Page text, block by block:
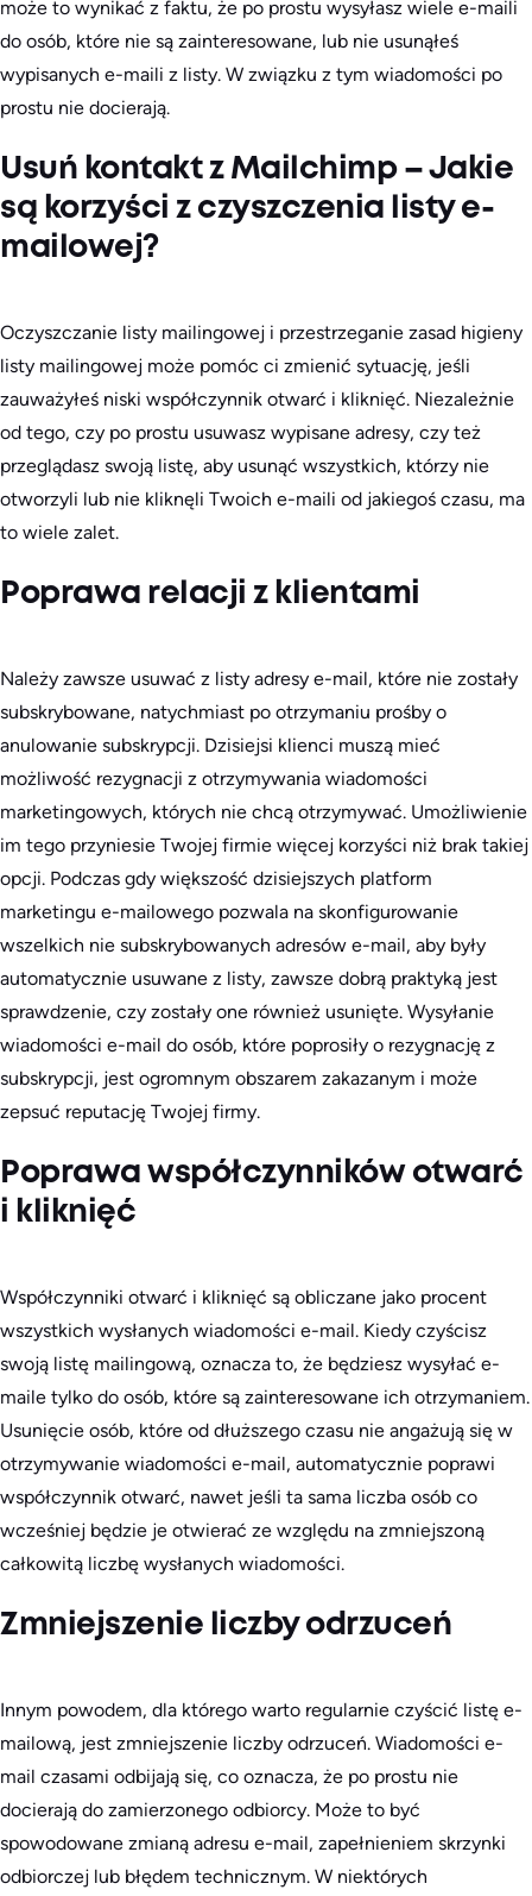
może to wynikać z faktu, że po prostu wysyłasz wiele e-maili
do osób, które nie są zainteresowane, lub nie usunąłeś
wypisanych e-maili z listy. W związku z tym wiadomości po
prostu nie docierają.
Usuń kontakt z Mailchimp – Jakie
są korzyści z czyszczenia listy e-
mailowej?
Oczyszczanie listy mailingowej i przestrzeganie zasad higieny
listy mailingowej może pomóc ci zmienić sytuację, jeśli
zauważyłeś niski współczynnik otwarć i kliknięć. Niezależnie
od tego, czy po prostu usuwasz wypisane adresy, czy też
przeglądasz swoją listę, aby usunąć wszystkich, którzy nie
otworzyli lub nie kliknęli Twoich e-maili od jakiegoś czasu, ma
to wiele zalet.
Poprawa relacji z klientami
Należy zawsze usuwać z listy adresy e-mail, które nie zostały
subskrybowane, natychmiast po otrzymaniu prośby o
anulowanie subskrypcji. Dzisiejsi klienci muszą mieć
możliwość rezygnacji z otrzymywania wiadomości
marketingowych, których nie chcą otrzymywać. Umożliwienie
im tego przyniesie Twojej firmie więcej korzyści niż brak takiej
opcji. Podczas gdy większość dzisiejszych platform
marketingu e-mailowego pozwala na skonfigurowanie
wszelkich nie subskrybowanych adresów e-mail, aby były
automatycznie usuwane z listy, zawsze dobrą praktyką jest
sprawdzenie, czy zostały one również usunięte. Wysyłanie
wiadomości e-mail do osób, które poprosiły o rezygnację z
subskrypcji, jest ogromnym obszarem zakazanym i może
zepsuć reputację Twojej firmy.
Poprawa współczynników otwarć
i kliknięć
Współczynniki otwarć i kliknięć są obliczane jako procent
wszystkich wysłanych wiadomości e-mail. Kiedy czyścisz
swoją listę mailingową, oznacza to, że będziesz wysyłać e-
maile tylko do osób, które są zainteresowane ich otrzymaniem.
Usunięcie osób, które od dłuższego czasu nie angażują się w
otrzymywanie wiadomości e-mail, automatycznie poprawi
współczynnik otwarć, nawet jeśli ta sama liczba osób co
wcześniej będzie je otwierać ze względu na zmniejszoną
całkowitą liczbę wysłanych wiadomości.
Zmniejszenie liczby odrzuceń
Innym powodem, dla którego warto regularnie czyścić listę e-
mailową, jest zmniejszenie liczby odrzuceń. Wiadomości e-
mail czasami odbijają się, co oznacza, że po prostu nie
docierają do zamierzonego odbiorcy. Może to być
spowodowane zmianą adresu e-mail, zapełnieniem skrzynki
odbiorczej lub błędem technicznym. W niektórych